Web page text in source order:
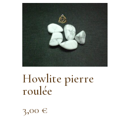
Howlite pierre
roulée
3,00 €